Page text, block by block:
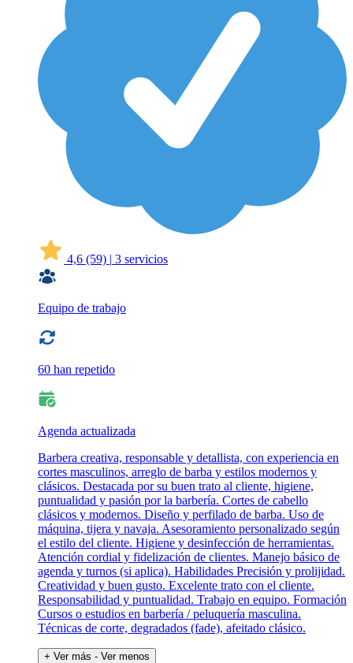
4,6 (59) | 3 servicios
Equipo de trabajo
60 han repetido
Agenda actualizada
Barbera creativa, responsable y detallista, con experiencia en
cortes masculinos, arreglo de barba y estilos modernos y
clásicos. Destacada por su buen trato al cliente, higiene,
puntualidad y pasión por la barbería. Cortes de cabello
clásicos y modernos. Diseño y perfilado de barba. Uso de
máquina, tijera y navaja. Asesoramiento personalizado según
el estilo del cliente. Higiene y desinfección de herramientas.
Atención cordial y fidelización de clientes. Manejo básico de
agenda y turnos (si aplica). Habilidades Precisión y prolijidad.
Creatividad y buen gusto. Excelente trato con el cliente.
Responsabilidad y puntualidad. Trabajo en equipo. Formación
Cursos o estudios en barbería / peluquería masculina.
Técnicas de corte, degradados (fade), afeitado clásico.
+ Ver más - Ver menos